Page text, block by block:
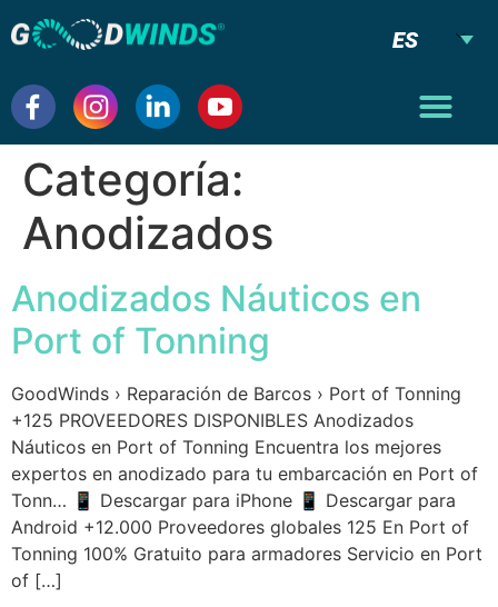
ES
Categoría:
Anodizados
Anodizados Náuticos en
Port of Tonning
GoodWinds › Reparación de Barcos › Port of Tonning
+125 PROVEEDORES DISPONIBLES Anodizados
Náuticos en Port of Tonning Encuentra los mejores
expertos en anodizado para tu embarcación en Port of
Tonn… 📱 Descargar para iPhone 📱 Descargar para
Android +12.000 Proveedores globales 125 En Port of
Tonning 100% Gratuito para armadores Servicio en Port
of […]